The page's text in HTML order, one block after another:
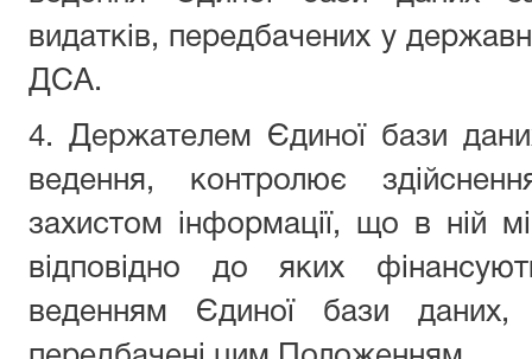
видатків, передбачених у
ДСА.
4. Держателем Єдиної бази
ведення, контролює
захистом інформації, що в ній
відповідно до яких
веденням Єдиної бази даних,